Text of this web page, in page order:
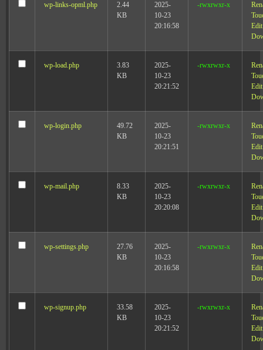
wp-links-opml.php
2.44
KB
2025-
10-23
20:16:58
-rwxrwxr-x
Edit
wp-load.php
3.83
KB
2025-
10-23
20:21:52
-rwxrwxr-x
Edit
wp-login.php
49.72
KB
2025-
10-23
20:21:51
-rwxrwxr-x
Edit
wp-mail.php
8.33
KB
2025-
10-23
20:20:08
-rwxrwxr-x
Edit
wp-settings.php
27.76
KB
2025-
10-23
20:16:58
-rwxrwxr-x
Edit
wp-signup.php
33.58
KB
2025-
10-23
20:21:52
-rwxrwxr-x
Edit